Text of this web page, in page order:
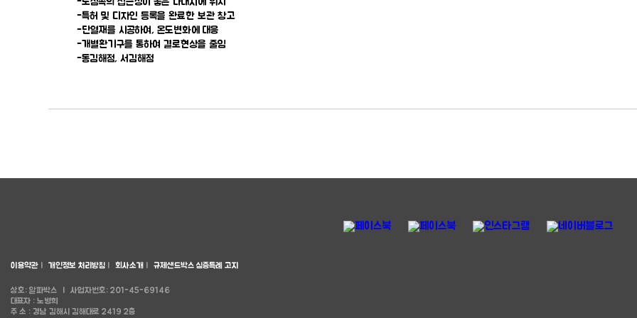
-특허 및 디자인 등록을 완료한 보관 창고
-단열재를 시공하여, 온도변화에 대응
-개별환기구를 통하여 결로현상을 줄임
-동김해점, 서김해점
이용약관 개인정보 처리방침 회사소개 규제샌드박스 실증특례 고지
상호: 알파박스
사업자번호: 201-45-69146
대표자 : 노병희
주 소 : 경남 김해시 김해대로 2419 2층